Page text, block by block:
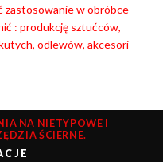
zastosowanie w obróbce
: produkcję sztućców,
odlewów, akcesori
NA NIETYPOWE I
ŚCIERNE.